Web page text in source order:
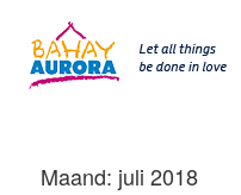
content
Maand: juli 2018